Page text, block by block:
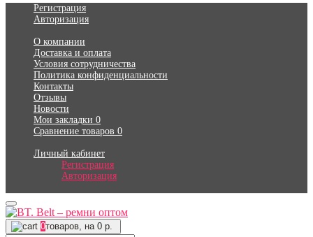
Регистрация
Авторизация
О компании
Доставка и оплата
Условия сотрудничества
Политика конфиденциальности
Контакты
Отзывы
Новости
Мои закладки 0
Сравнение товаров 0
Личный кабинет
Регистрация
Авторизация
0товаров, на 0 р.